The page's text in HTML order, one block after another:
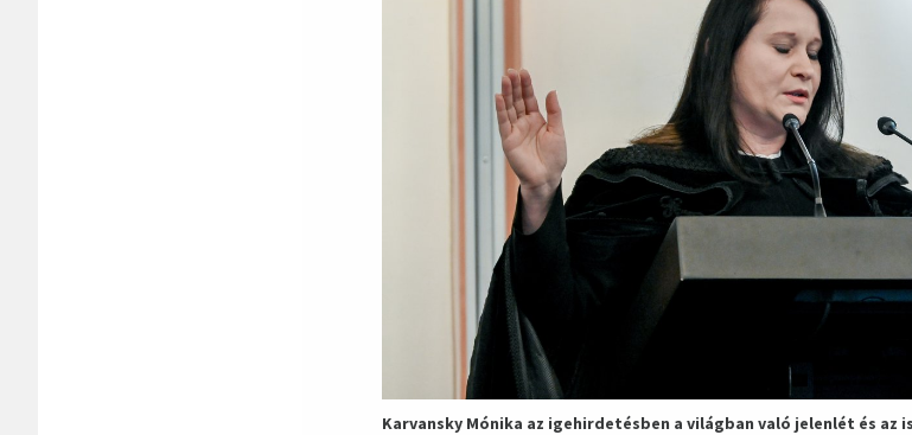
Karvansky Mónika az igehirdetésben a világban való jelenlét és